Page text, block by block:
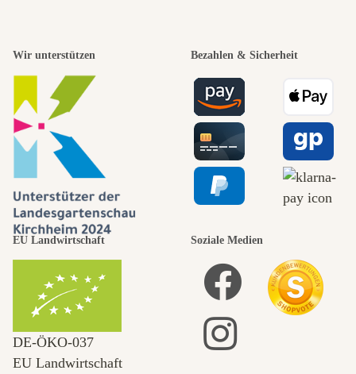
Wir unterstützen Bezahlen & Sicherheit
EU Landwirtschaft
DE‑ÖKO‑037
EU Landwirtschaft
Soziale Medien